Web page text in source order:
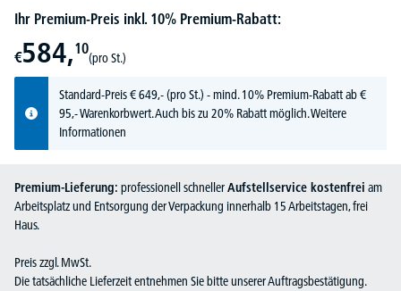
Ihr Premium-Preis inkl. 10% Premium-Rabatt:
€584,10
(pro St.)
Standard-Preis€649,-(pro St.) - mind. 10% Premium-Rabatt ab €
95,- Warenkorbwert. Auch bis zu 20% Rabatt möglich.Weitere
Informationen
Premium-Lieferung: professionell schnellerAufstellservice kostenfrei am
Arbeitsplatz und Entsorgung der Verpackung innerhalb 15 Arbeitstagen, frei
Haus.
Preis zzgl. MwSt.
Die tatsächliche Lieferzeit entnehmen Sie bitte unserer Auftragsbestätigung.